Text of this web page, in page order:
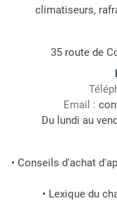
climatiseurs,
35 route de
Email :
Du lundi au
• Conseils d'achat
• Lexique du